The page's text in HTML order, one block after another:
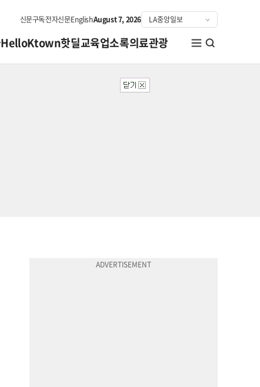
신문구독전자신문EnglishAugust 7, 2026
HelloKtown핫딜교육업소록의료관광